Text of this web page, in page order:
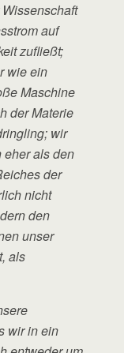
auf
zufließt;
wie ein
Maschine
der Materie
wir
eher als den
der
nicht
den
unser
als
wir in ein